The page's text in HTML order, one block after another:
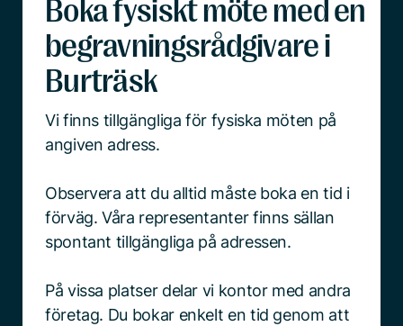
Boka fysiskt möte med en
begravningsrådgivare i
Burträsk
Vi finns tillgängliga för fysiska möten på
angiven adress.
Observera att du alltid måste boka en tid i
förväg. Våra representanter finns sällan
spontant tillgängliga på adressen.
På vissa platser delar vi kontor med andra
företag. Du bokar enkelt en tid genom att